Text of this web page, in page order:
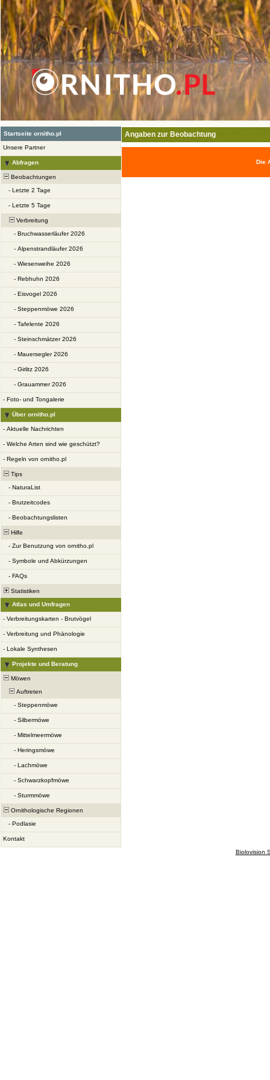
Startseite ornitho.pl
Unsere Partner
Abfragen
Beobachtungen
- Letzte 2 Tage
- Letzte 5 Tage
Verbreitung
- Bruchwasserläufer 2026
- Alpenstrandläufer 2026
- Wiesenweihe 2026
- Rebhuhn 2026
- Eisvogel 2026
- Steppenmöwe 2026
- Tafelente 2026
- Steinschmätzer 2026
- Mauersegler 2026
- Girlitz 2026
- Grauammer 2026
- Foto- und Tongalerie
Über ornitho.pl
- Aktuelle Nachrichten
- Welche Arten sind wie geschützt?
- Regeln von ornitho.pl
Tips
- NaturaList
- Brutzeitcodes
- Beobachtungslisten
Hilfe
- Zur Benutzung von ornitho.pl
- Symbole und Abkürzungen
- FAQs
Statistiken
Atlas und Umfragen
- Verbreitungskarten - Brutvögel
- Verbreitung und Phänologie
- Lokale Synthesen
Projekte und Beratung
Möwen
Auftreten
- Steppenmöwe
- Silbermöwe
- Mittelmeermöwe
- Heringsmöwe
- Lachmöwe
- Schwarzkopfmöwe
- Sturmmöwe
Ornithologische Regionen
- Podlasie
Kontakt
Angaben zur Beobachtung
Die
Biolovision